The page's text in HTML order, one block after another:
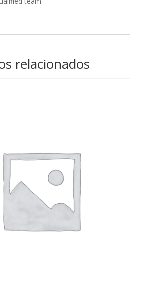
relacionados